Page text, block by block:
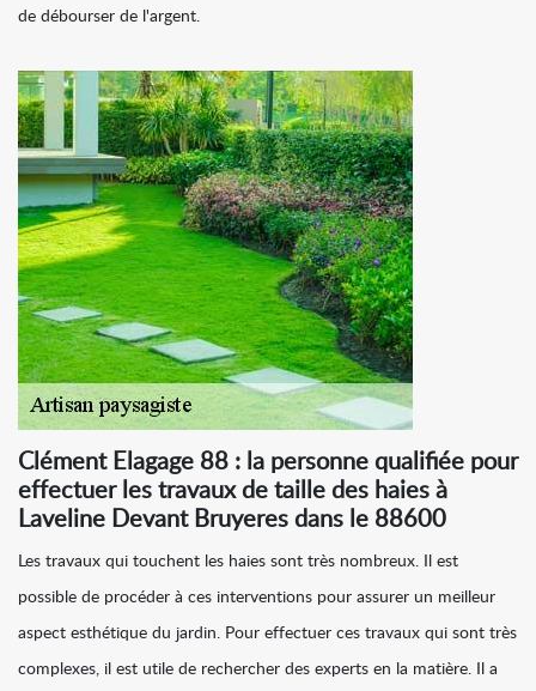
de débourser de l'argent.
Clément Elagage 88 : la personne qualifiée pour
effectuer les travaux de taille des haies à
Laveline Devant Bruyeres dans le 88600
Les travaux qui touchent les haies sont très nombreux. Il est
possible de procéder à ces interventions pour assurer un meilleur
aspect esthétique du jardin. Pour effectuer ces travaux qui sont très
complexes, il est utile de rechercher des experts en la matière. Il a